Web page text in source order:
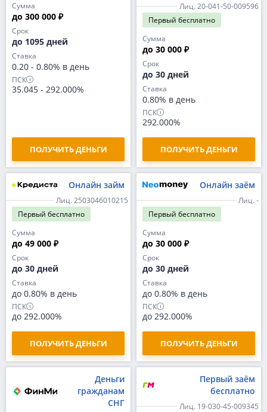
Сумма
до 300 000 ₽
Срок
до 1095 дней
Ставка
0.20 - 0.80% в день
ПСК
35.045 - 292.000%
ПОЛУЧИТЬ ДЕНЬГИ
Лиц. 20-041-50-009596
Первый бесплатно
Сумма
до 30 000 ₽
Срок
до 30 дней
Ставка
0.80% в день
ПСК
292.000%
ПОЛУЧИТЬ ДЕНЬГИ
Онлайн займ
Лиц. 2503046010215
Первый бесплатно
Сумма
до 49 000 ₽
Срок
до 30 дней
Ставка
до 0.80% в день
ПСК
до 292.000%
ПОЛУЧИТЬ ДЕНЬГИ
Онлайн заём
Лиц. -
Первый бесплатно
Сумма
до 30 000 ₽
Срок
до 30 дней
Ставка
до 0.80% в день
ПСК
до 292.000%
ПОЛУЧИТЬ ДЕНЬГИ
Деньги
гражданам
СНГ
Первый заём
бесплатно
Лиц. 19-030-45-009345